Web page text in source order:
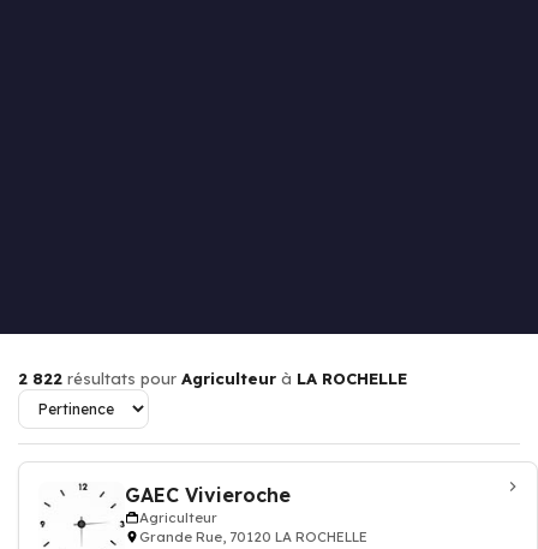
2 822 résultats pour Agriculteur à LA ROCHELLE
GAEC Vivieroche
Agriculteur
Grande Rue, 70120 LA ROCHELLE